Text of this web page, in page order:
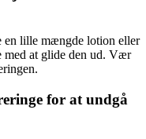
en lille mængde lotion eller
med at glide den ud. Vær
for at undgå